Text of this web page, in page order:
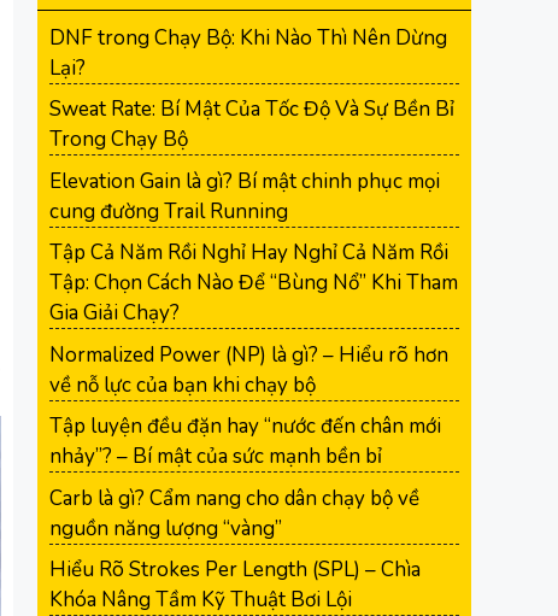
DNF trong Chạy Bộ: Khi Nào Thì Nên Dừng
Lại?
Sweat Rate: Bí Mật Của Tốc Độ Và Sự Bền Bỉ
Trong Chạy Bộ
Elevation Gain là gì? Bí mật chinh phục mọi
cung đường Trail Running
Tập Cả Năm Rồi Nghỉ Hay Nghỉ Cả Năm Rồi
Tập: Chọn Cách Nào Để “Bùng Nổ” Khi Tham
Gia Giải Chạy?
Normalized Power (NP) là gì? – Hiểu rõ hơn
về nỗ lực của bạn khi chạy bộ
Tập luyện đều đặn hay “nước đến chân mới
nhảy”? – Bí mật của sức mạnh bền bỉ
Carb là gì? Cẩm nang cho dân chạy bộ về
nguồn năng lượng “vàng”
Hiểu Rõ Strokes Per Length (SPL) – Chìa
Khóa Nâng Tầm Kỹ Thuật Bơi Lội